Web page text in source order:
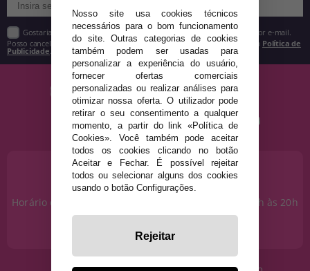
Gostaria de receber descontos exclusivos, novidades e tendências por e-mail.
Posso cancelar a inscrição a qualquer momento, conforme estipulado na Política de
Publicidade
PRECISA DE AJUDA?
915 793 695
Horário de segunda a sexta das 10h às 14h e das 17h às 20h
info@disfracestuyyo.pt
Nosso site usa cookies técnicos
necessários para o bom funcionamento
do site. Outras categorias de cookies
também podem ser usadas para
personalizar a experiência do usuário,
fornecer ofertas comerciais
personalizadas ou realizar análises para
otimizar nossa oferta. O utilizador pode
retirar o seu consentimento a qualquer
momento, a partir do link «Política de
Cookies». Você também pode aceitar
todos os cookies clicando no botão
Aceitar e Fechar. É possível rejeitar
todos ou selecionar alguns dos cookies
usando o botão Configurações.
Rejeitar